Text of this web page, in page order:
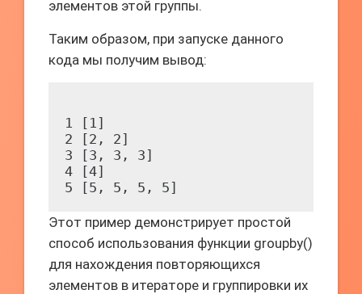
элементов этой группы.
Таким образом, при запуске данного
кода мы получим вывод:
1 [1]
2 [2, 2]
3 [3, 3, 3]
4 [4]
Этот пример демонстрирует простой
способ использования функции groupby()
для нахождения повторяющихся
элементов в итераторе и группировки их